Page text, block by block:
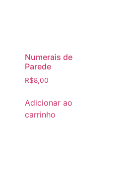
Numerais de
Parede
R$8,00
Adicionar ao
carrinho